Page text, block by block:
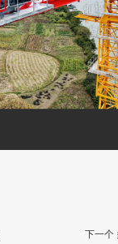
下一个